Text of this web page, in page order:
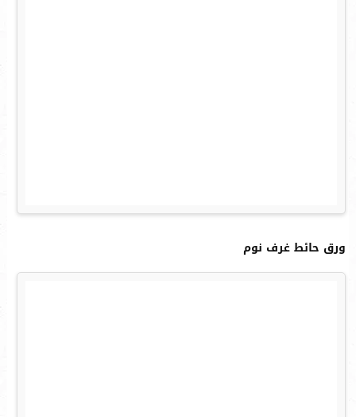
ورق حائط غرف نوم